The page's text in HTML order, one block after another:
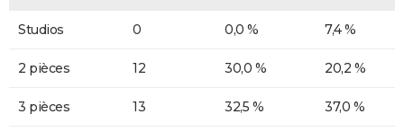
Studios 0 0,0 % 7,4 %
2 pièces 12 30,0 % 20,2 %
3 pièces 13 32,5 % 37,0 %